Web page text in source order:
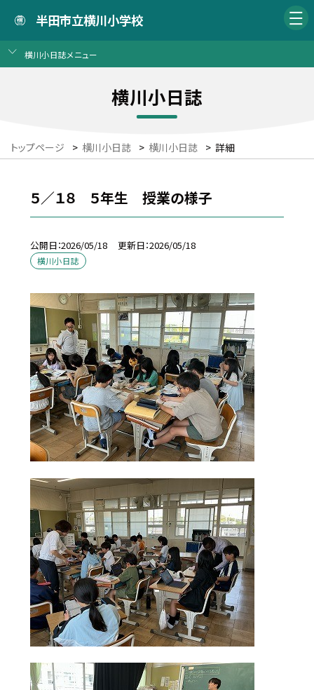
半田市立横川小学校
横川小日誌メニュー
横川小日誌
トップページ > 横川小日誌 > 横川小日誌 > 詳細
５／１８ ５年生 授業の様子
公開日 2026/05/18 更新日 2026/05/18
横川小日誌